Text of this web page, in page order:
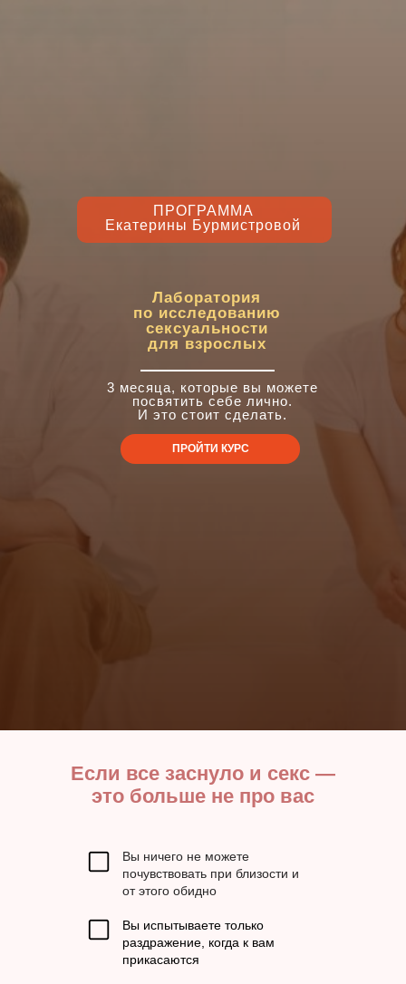
ПРОЙТИ КУРС
3 месяца, которые вы можете
посвятить себе лично.
И это стоит сделать.
Лаборатория
по исследованию
сексуальности
для взрослых
ПРОГРАММА
Екатерины Бурмистровой
Если все заснуло и секс —
это больше не про вас
Вы ничего не можете
почувствовать при близости и
от этого обидно
Вы испытываете только
раздражение, когда к вам
прикасаются